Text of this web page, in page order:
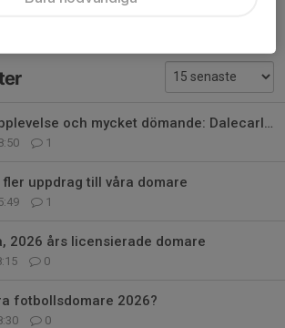
Tips på upplevelse och mycket dömande: Dalecarlia cup
1
uppdrag till våra domare
1
2026 års licensierade domare
0
fotbollsdomare 2026?
0